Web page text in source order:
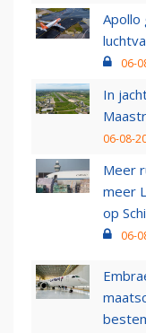
Apollo
06-
In
06-08-
Meer
meer
op
06-